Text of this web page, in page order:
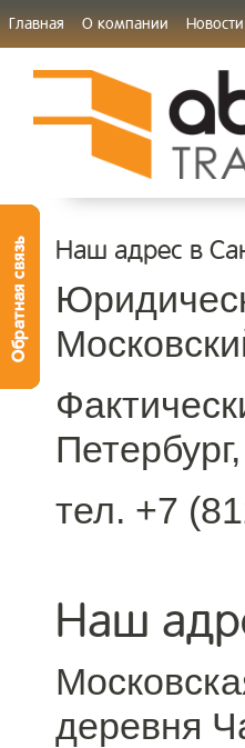
Главная О компании Новости
Наш адрес в
тел. +7
Наш
деревня